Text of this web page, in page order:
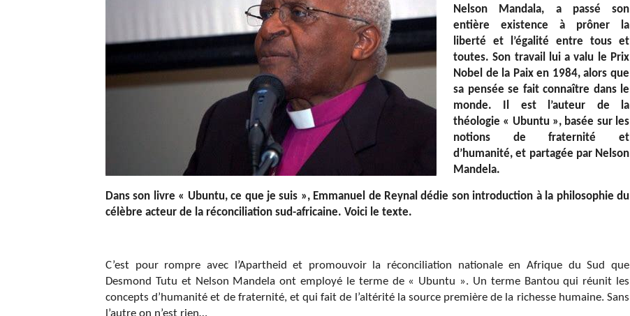
Nelson Mandala, a passé son
entière existence à prôner la
liberté et l’égalité entre tous et
toutes. Son travail lui a valu le Prix
Nobel de la Paix en 1984, alors que
sa pensée se fait connaître dans le
monde. Il est l’auteur de la
théologie « Ubuntu », basée sur les
notions de fraternité et
d’humanité, et partagée par Nelson
Mandela.
Dans son livre « Ubuntu, ce que je suis », Emmanuel de Reynal dédie son introduction à la philosophie du
célèbre acteur de la réconciliation sud-africaine. Voici le texte.
C’est pour rompre avec l’Apartheid et promouvoir la réconciliation nationale en Afrique du Sud que
Desmond Tutu et Nelson Mandela ont employé le terme de « Ubuntu ». Un terme Bantou qui réunit les
concepts d’humanité et de fraternité, et qui fait de l’altérité la source première de la richesse humaine. Sans
l’autre on n’est rien…